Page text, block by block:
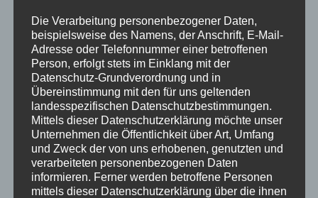
CONCAVER CVR1
19×8 ET40 5×112
Brushed Titanium
CONCAVER CVR1
19×8,5 ET40 5×112
Platinum Black
Die Verarbeitung personenbezogener Daten,
beispielsweise des Namens, der Anschrift, E-Mail-
Adresse oder Telefonnummer einer betroffenen
Person, erfolgt stets im Einklang mit der
Datenschutz-Grundverordnung und in
Übereinstimmung mit den für uns geltenden
landesspezifischen Datenschutzbestimmungen.
Mittels dieser Datenschutzerklärung möchte unser
Unternehmen die Öffentlichkeit über Art, Umfang
und Zweck der von uns erhobenen, genutzten und
verarbeiteten personenbezogenen Daten
informieren. Ferner werden betroffene Personen
mittels dieser Datenschutzerklärung über die ihnen